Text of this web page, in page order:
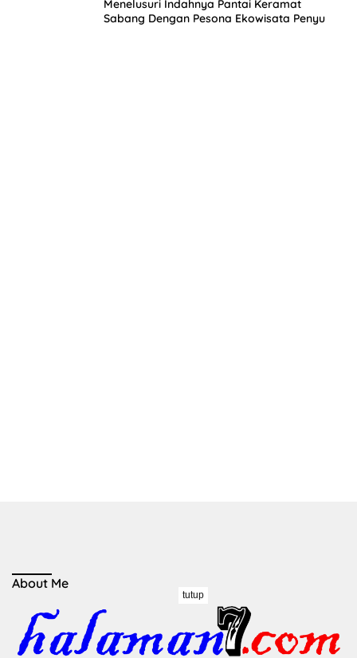
Menelusuri Indahnya Pantai Keramat
Sabang Dengan Pesona Ekowisata Penyu
About Me
tutup